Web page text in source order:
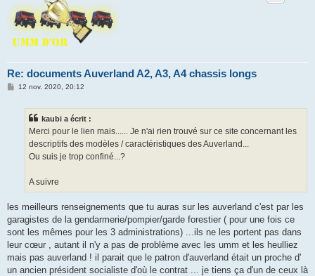
Re: documents Auverland A2, A3, A4 chassis longs
M
12 nov. 2020, 20:12
kaubi a écrit :
Merci pour le lien mais...... Je n'ai rien trouvé sur ce site concernant les
descriptifs des modèles / caractéristiques des Auverland...
Ou suis je trop confiné...?
A suivre
les meilleurs renseignements que tu auras sur les auverland c'est par les
garagistes de la gendarmerie/pompier/garde forestier ( pour une fois ce
sont les mêmes pour les 3 administrations) ...ils ne les portent pas dans
leur cœur , autant il n'y a pas de problème avec les umm et les heulliez
mais pas auverland ! il parait que le patron d'auverland était un proche d'
un ancien président socialiste d'où le contrat ... je tiens ça d'un de ceux là